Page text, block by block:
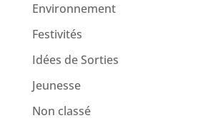
Environnement
Festivités
Idées de Sorties
Jeunesse
Non classé